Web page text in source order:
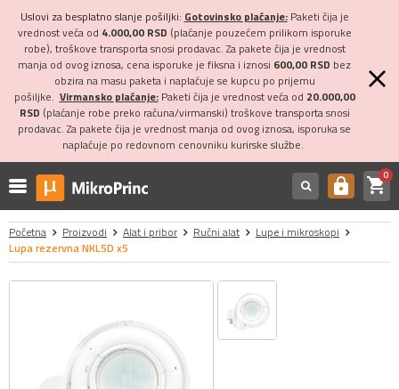
Uslovi za besplatno slanje pošiljki: Gotovinsko plaćanje:Paketi čija je
vrednost veća od 4.000,00 RSD (plaćanje pouzećem prilikom isporuke
robe), troškove transporta snosi prodavac. Za pakete čija je vrednost
manja od ovog iznosa, cena isporuke je fiksna i iznosi 600,00 RSD bez
obzira na masu paketa i naplaćuje se kupcu po prijemu
pošiljke. Virmansko plaćanje:Paketi čija je vrednost veća od 20.000,00
RSD (plaćanje robe preko računa/virmanski) troškove transporta snosi
prodavac. Za pakete čija je vrednost manja od ovog iznosa, isporuka se
naplaćuje po redovnom cenovniku kurirske službe.
https shopping_cart0
Početna Proizvodi Alat i pribor Ručni alat
Lupe i mikroskopi
Lupa rezervna NKL5D x5